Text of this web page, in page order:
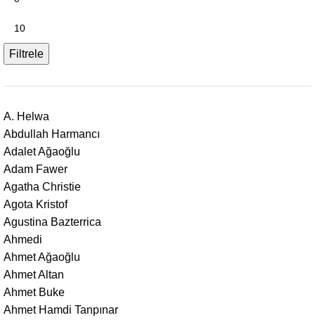
Filtrele
A. Helwa
Abdullah Harmancı
Adalet Ağaoğlu
Adam Fawer
Agatha Christie
Agota Kristof
Agustina Bazterrica
Ahmedi
Ahmet Ağaoğlu
Ahmet Altan
Ahmet Buke
Ahmet Hamdi Tanpınar